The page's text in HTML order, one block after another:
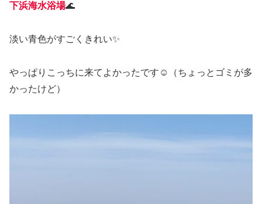
下浜海水浴場🌊
淡い青色がすごくきれい✨
やっぱりこっちに来てよかったです☺️（ちょっとゴミが多
かったけど）